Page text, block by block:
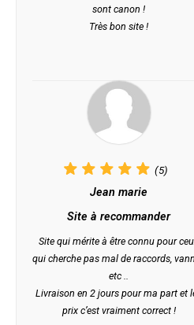
sont canon !
Très bon site !
(5)
Jean marie
Site à recommander
Site qui mérite à être connu pour
qui cherche pas mal de raccords,
etc ..
Livraison en 2 jours pour ma part et
prix c’est vraiment correct !